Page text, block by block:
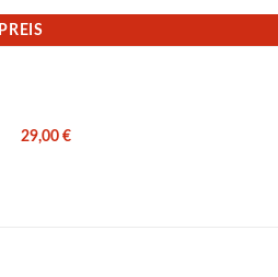
PREIS
29,00 €